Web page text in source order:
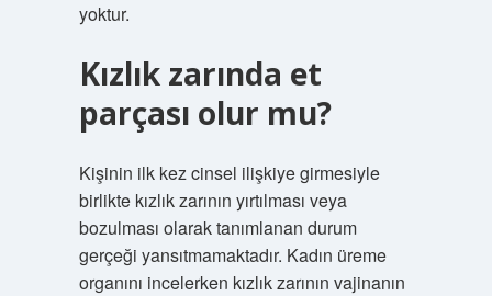
yoktur.
Kızlık zarında et
parçası olur mu?
Kişinin ilk kez cinsel ilişkiye girmesiyle
birlikte kızlık zarının yırtılması veya
bozulması olarak tanımlanan durum
gerçeği yansıtmamaktadır. Kadın üreme
organını incelerken kızlık zarının vajinanın